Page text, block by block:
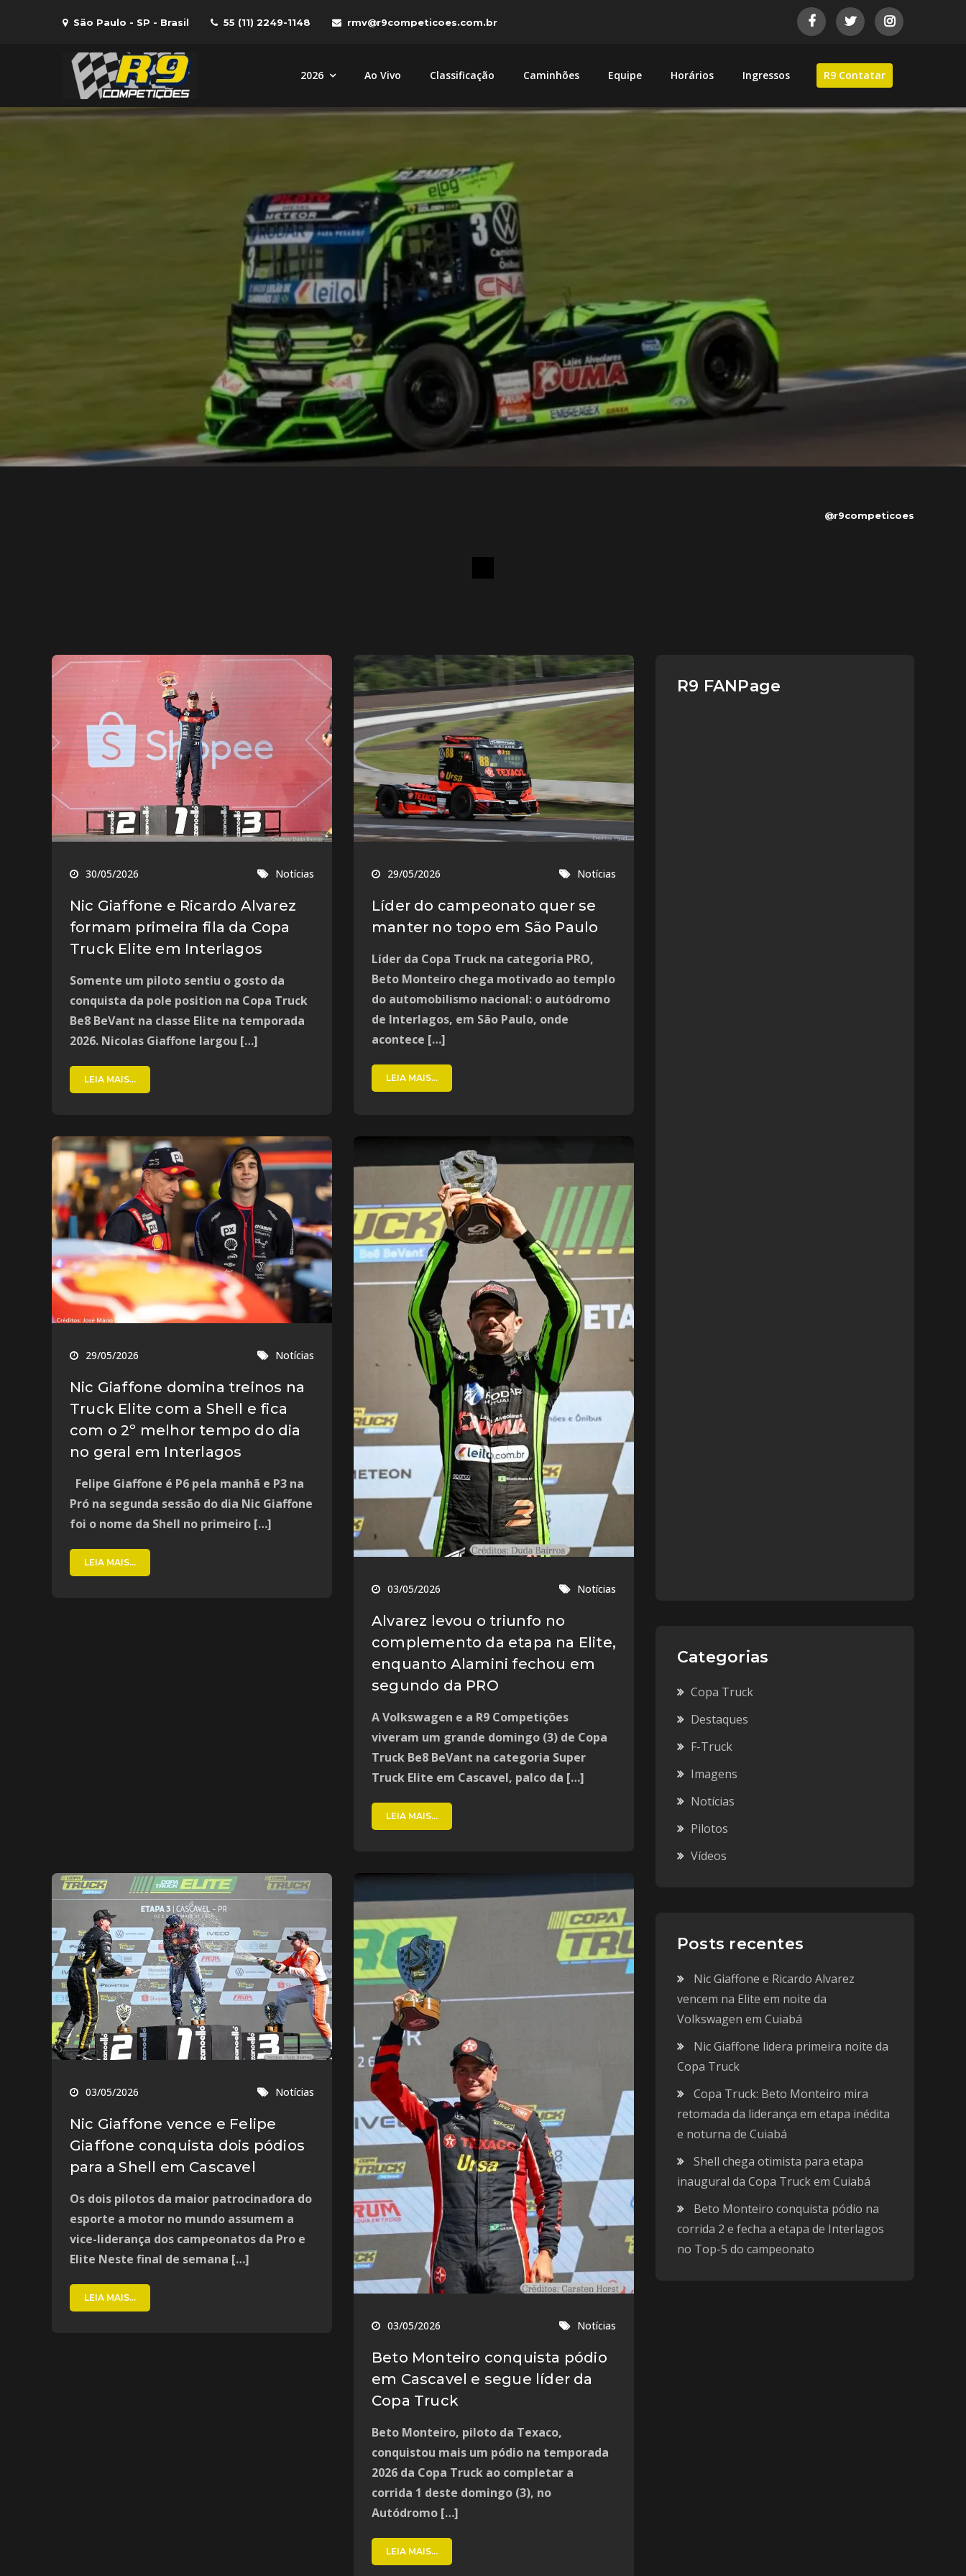
São Paulo - SP - Brasil 55 (11) 2249-1148 rmv@r9competicoes.com.br
R9 – Equipe de competições com caminhões MAN e Volkswagen nas categorias de automobilismo brasileiro.
2026 Ao Vivo Classificação Caminhões Equipe Horários Ingressos R9 Contatar
@r9competicoes
30/05/2026 Notícias
Nic Giaffone e Ricardo Alvarez
formam primeira fila da Copa
Truck Elite em Interlagos
Somente um piloto sentiu o gosto da
conquista da pole position na Copa Truck
Be8 BeVant na classe Elite na temporada
2026. Nicolas Giaffone largou […]
LEIA MAIS...
29/05/2026 Notícias
Líder do campeonato quer se
manter no topo em São Paulo
Líder da Copa Truck na categoria PRO,
Beto Monteiro chega motivado ao templo
do automobilismo nacional: o autódromo
de Interlagos, em São Paulo, onde
acontece […]
LEIA MAIS...
29/05/2026 Notícias
Nic Giaffone domina treinos na
Truck Elite com a Shell e fica
com o 2º melhor tempo do dia
no geral em Interlagos
Felipe Giaffone é P6 pela manhã e P3 na
Pró na segunda sessão do dia Nic Giaffone
foi o nome da Shell no primeiro […]
LEIA MAIS...
03/05/2026 Notícias
Alvarez levou o triunfo no
complemento da etapa na Elite,
enquanto Alamini fechou em
segundo da PRO
A Volkswagen e a R9 Competições
viveram um grande domingo (3) de Copa
Truck Be8 BeVant na categoria Super
Truck Elite em Cascavel, palco da […]
LEIA MAIS...
03/05/2026 Notícias
Nic Giaffone vence e Felipe
Giaffone conquista dois pódios
para a Shell em Cascavel
Os dois pilotos da maior patrocinadora do
esporte a motor no mundo assumem a
vice-liderança dos campeonatos da Pro e
Elite Neste final de semana […]
LEIA MAIS...
03/05/2026 Notícias
Beto Monteiro conquista pódio
em Cascavel e segue líder da
Copa Truck
Beto Monteiro, piloto da Texaco,
conquistou mais um pódio na temporada
2026 da Copa Truck ao completar a
corrida 1 deste domingo (3), no
Autódromo […]
LEIA MAIS...
R9 FANPage
Categorias
Copa Truck
Destaques
F-Truck
Imagens
Notícias
Pilotos
Vídeos
Posts recentes
Nic Giaffone e Ricardo Alvarez
vencem na Elite em noite da
Volkswagen em Cuiabá
Nic Giaffone lidera primeira noite da
Copa Truck
Copa Truck: Beto Monteiro mira
retomada da liderança em etapa inédita
e noturna de Cuiabá
Shell chega otimista para etapa
inaugural da Copa Truck em Cuiabá
Beto Monteiro conquista pódio na
corrida 2 e fecha a etapa de Interlagos
no Top-5 do campeonato